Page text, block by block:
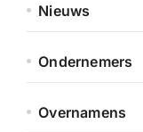
Nieuws
Ondernemers
Overnamens